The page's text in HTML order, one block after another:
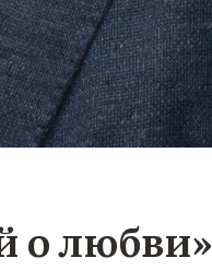
о любви»